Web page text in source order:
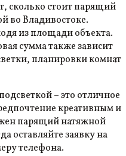
сколько стоит парящий
во Владивостоке.
из площади объекта.
сумма также зависит
планировки комнат
– это отличное
креативным и
парящий натяжной
оставляйте заявку на
телефона.